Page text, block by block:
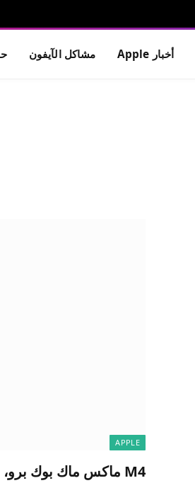
أخبار Apple مشاكل الآيفون
APPLE
M4 ماكس ماك بوك برو، أبل واتش ألترا 2، المزيد 9to5Mac